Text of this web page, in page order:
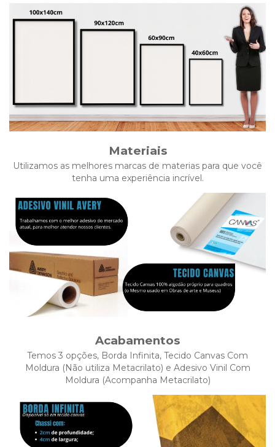
Materiais
Utilizamos as melhores marcas de materias para que você
tenha uma experiência incrível.
Acabamentos
Temos 3 opções, Borda Infinita, Tecido Canvas Com
Moldura (Não utiliza Metacrilato) e Adesivo Vinil Com
Moldura (Acompanha Metacrilato)